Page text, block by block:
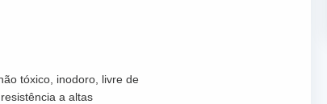
tóxico, inodoro, livre de
a altas